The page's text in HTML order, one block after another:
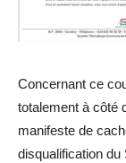
Concernant ce
totalement à côté
manifeste de
disqualification du